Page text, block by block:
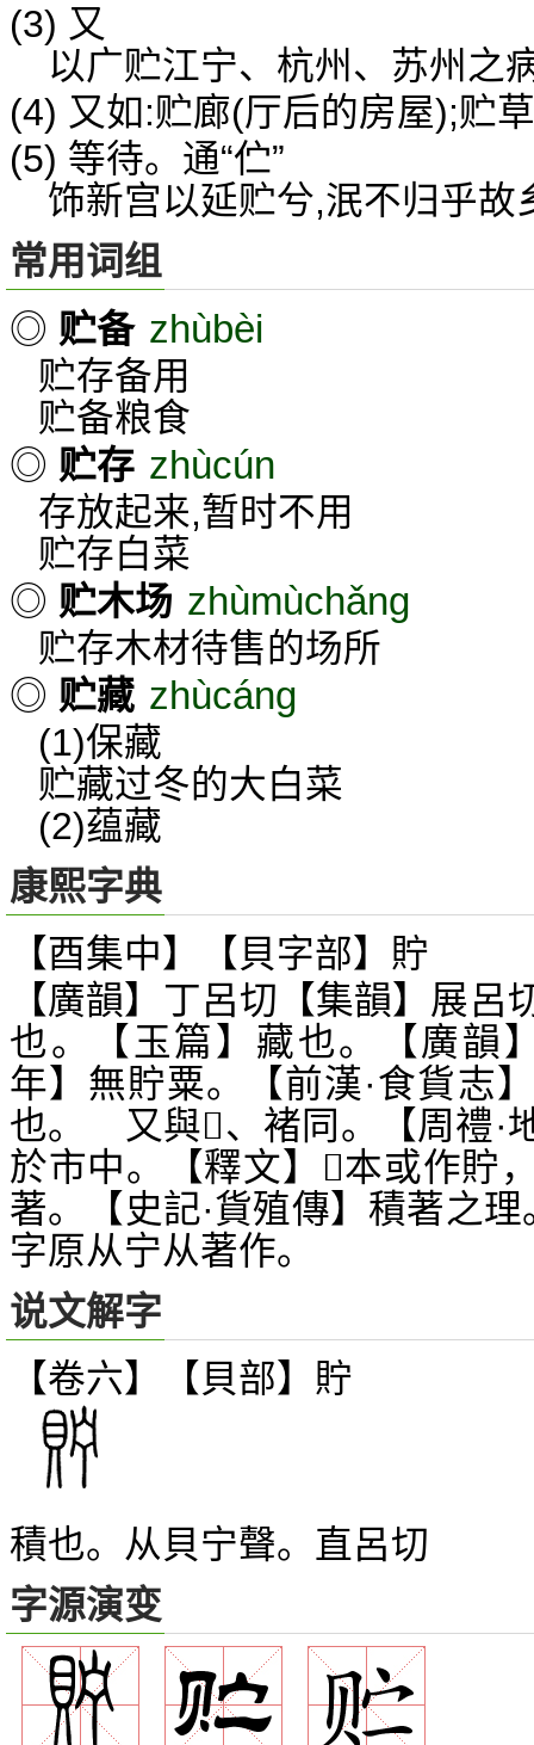
(3) 又
以广贮江宁、杭州、苏州之
(4) 又如:贮廊(厅后的房屋);贮
(5) 等待。通“伫”
饰新宫以延贮兮,泯不归乎
常用词组
◎ 贮备 zhùbèi
贮存备用
贮备粮食
◎ 贮存 zhùcún
存放起来,暂时不用
贮存白菜
◎ 贮木场 zhùmùchǎng
贮存木材待售的场所
◎ 贮藏 zhùcáng
(1)保藏
贮藏过冬的大白菜
(2)蕴藏
康熙字典
【酉集中】【貝字部】貯
【廣韻】丁呂切【集韻】展呂
也。【玉篇】藏也。【廣韻
年】無貯粟。【前漢·食貨志
也。 又與𡪄、褚同。【周禮·
於市中。【釋文】
𡪄本或作貯
著。【史記·貨殖傳】積著之
字原从宁从著作。
说文解字
【卷六】【貝部】 貯
積也。从貝宁聲。直呂切
字源演变